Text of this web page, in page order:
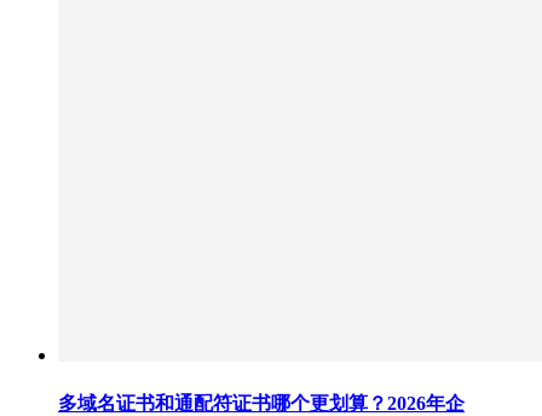
多域名证书和通配符证书哪个更划算？2026年企